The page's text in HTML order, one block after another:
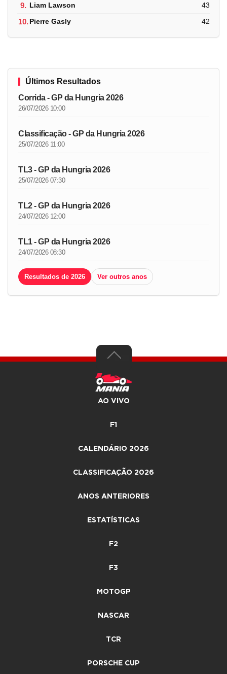
9. Liam Lawson 43
10.Pierre Gasly 42
Últimos Resultados
Corrida - GP da Hungria 2026
26/07/2026 10:00
Classificação - GP da Hungria 2026
25/07/2026 11:00
TL3 - GP da Hungria 2026
25/07/2026 07:30
TL2 - GP da Hungria 2026
24/07/2026 12:00
TL1 - GP da Hungria 2026
24/07/2026 08:30
Resultados de 2026 Ver outros anos
AO VIVO
F1
CALENDÁRIO 2026
CLASSIFICAÇÃO 2026
ANOS ANTERIORES
ESTATÍSTICAS
F2
F3
MOTOGP
NASCAR
TCR
PORSCHE CUP